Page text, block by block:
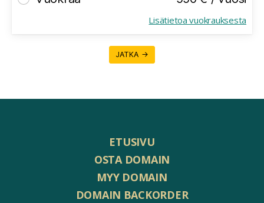
Lisätietoa vuokrauksesta
JATKA →
ETUSIVU
OSTA DOMAIN
MYY DOMAIN
DOMAIN BACKORDER